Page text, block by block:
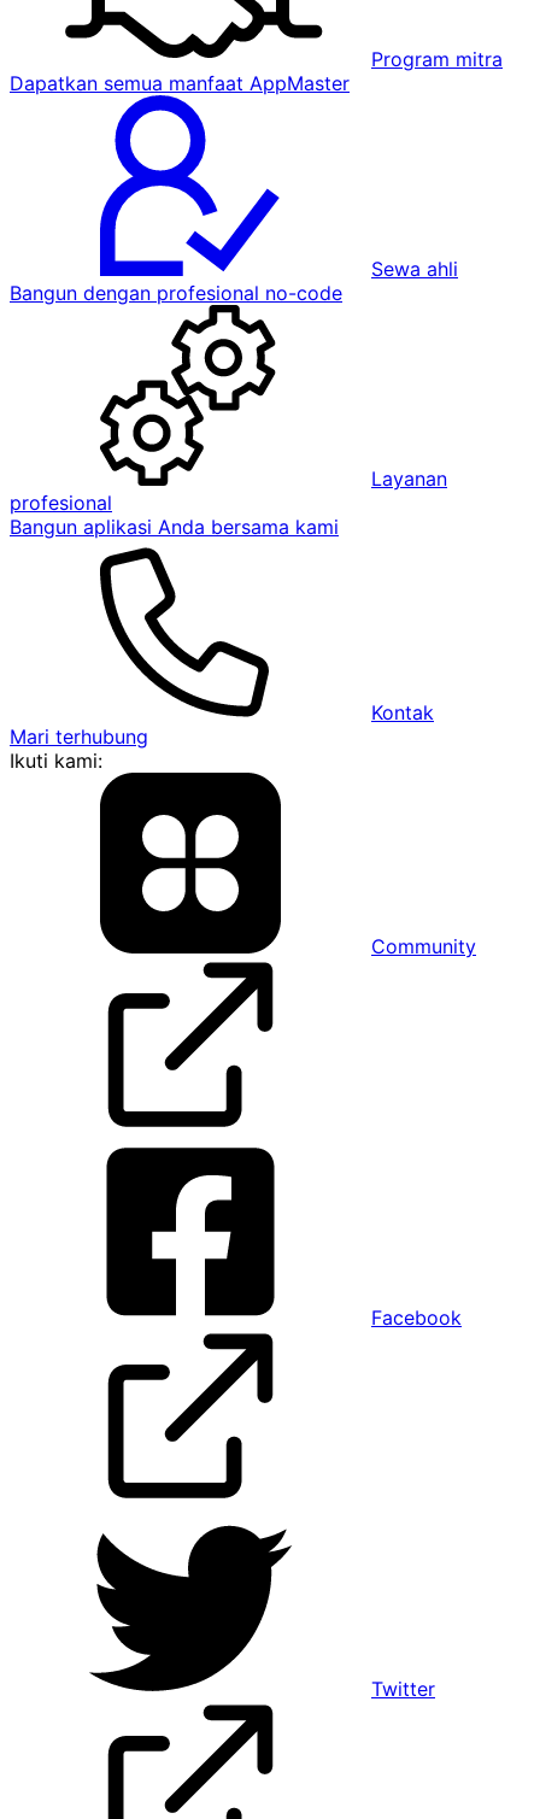
Program mitra
Dapatkan semua manfaat AppMaster
Sewa ahli
Bangun dengan profesional no-code
Layanan
profesional
Bangun aplikasi Anda bersama kami
Kontak
Mari terhubung
Ikuti kami:
Community
Facebook
Twitter